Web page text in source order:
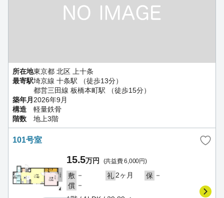
所在地東京都 北区 上十条
最寄駅埼京線 十条駅 （徒歩13分）
都営三田線 板橋本町駅 （徒歩15分）
築年月 2026年9月
構造
軽量鉄骨
階数
地上3階
101号室
15.5万円 (共益費 6,000円)
敷 － 礼 2ヶ月 保 －
償 －